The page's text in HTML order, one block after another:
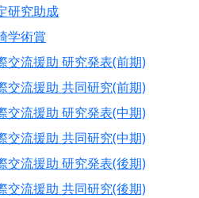
研究助成
学術賞
交流援助 研究発表(前期)
交流援助 共同研究(前期)
交流援助 研究発表(中期)
交流援助 共同研究(中期)
交流援助 研究発表(後期)
交流援助 共同研究(後期)